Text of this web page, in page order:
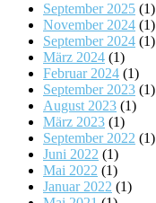
September 2025 (1)
November 2024 (1)
September 2024 (1)
März 2024 (1)
Februar 2024 (1)
September 2023 (1)
August 2023 (1)
März 2023 (1)
September 2022 (1)
Juni 2022 (1)
Mai 2022 (1)
Januar 2022 (1)